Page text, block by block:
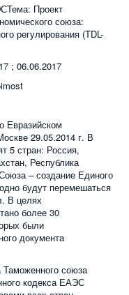
Проект
союза:
регулирования (TDL-
; 06.06.2017
Евразийском
29.05.2014 г. В
5 стран: Россия,
Республика
– создание Единого
будут перемешаться
В целях
более 30
были
документа
союза
кодекса ЕАЭС